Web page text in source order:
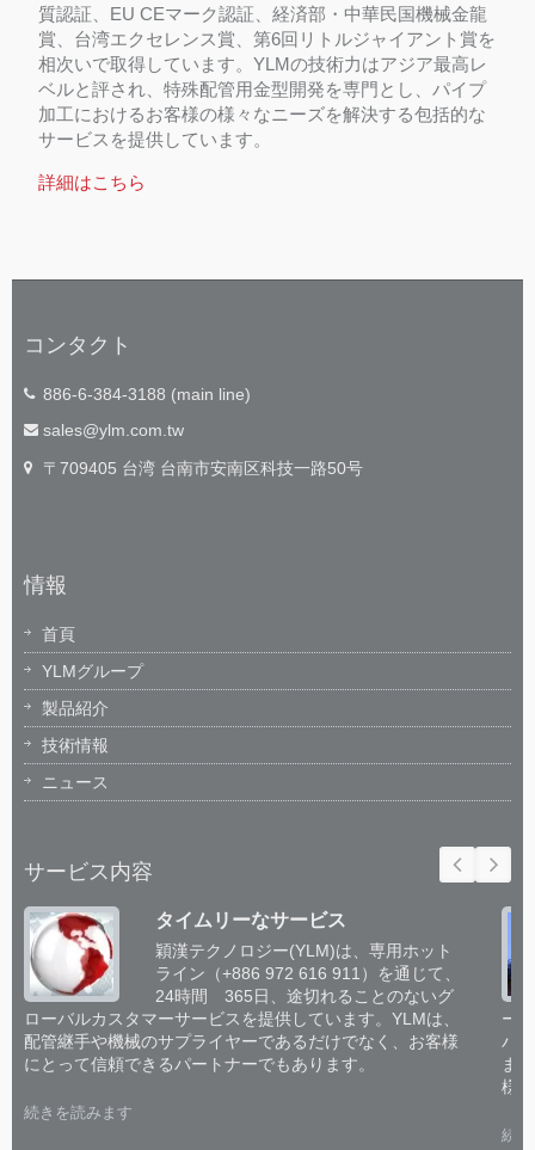
質認証、EU CEマーク認証、経済部・中華民国機械金龍
賞、台湾エクセレンス賞、第6回リトルジャイアント賞を
相次いで取得しています。YLMの技術力はアジア最高レ
ベルと評され、特殊配管用金型開発を専門とし、パイプ
加工におけるお客様の様々なニーズを解決する包括的な
サービスを提供しています。
詳細はこちら
コンタクト
886-6-384-3188 (main line)
sales@ylm.com.tw
〒709405 台湾 台南市安南区科技一路50号
情報
首頁
YLMグループ
製品紹介
技術情報
ニュース
サービス内容
タイムリーなサービス
穎漢テクノロジー(YLM)は、専用ホット
ライン（+886 972 616 911）を通じて、
24時間 365日、途切れることのないグ
ローバルカスタマーサービスを提供しています。YLMは、
配管継手や機械のサプライヤーであるだけでなく、お客様
にとって信頼できるパートナーでもあります。
続きを読みます
ー
パ
ま
様
続